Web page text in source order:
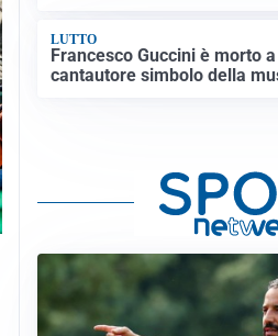
LUTTO
Francesco Guccini è morto
cantautore simbolo della